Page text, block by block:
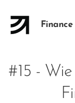
#15 -